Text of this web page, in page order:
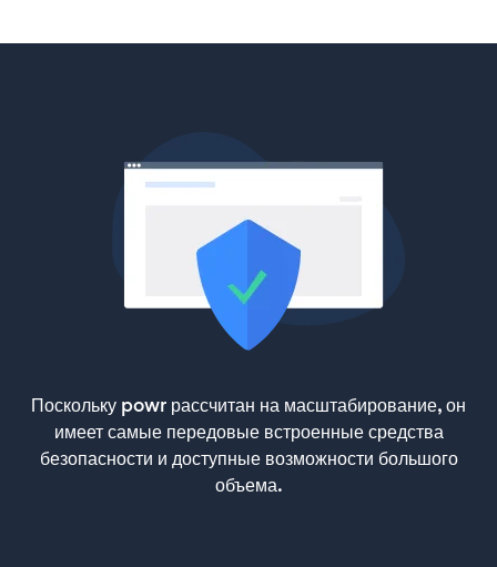
Поскольку powr рассчитан на масштабирование, он
имеет самые передовые встроенные средства
безопасности и доступные возможности большого
объема.